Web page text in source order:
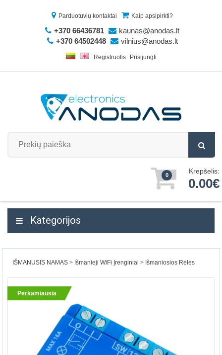
Parduotuvių kontaktai Kaip apsipirkti?
+370 66436781
kaunas@anodas.lt
+370 64502448
vilnius@anodas.lt
Registruotis Prisijungti
0 Krepšelis:
0.00€
Kategorijos
IŠMANUSIS NAMAS Išmanieji WiFi Įrenginiai Išmaniosios Rėlės
Perkamiausia